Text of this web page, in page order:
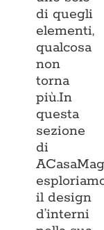
di quegli
elementi,
qualcosa
non
torna
più.In
questa
sezione
di
il design
d’interni